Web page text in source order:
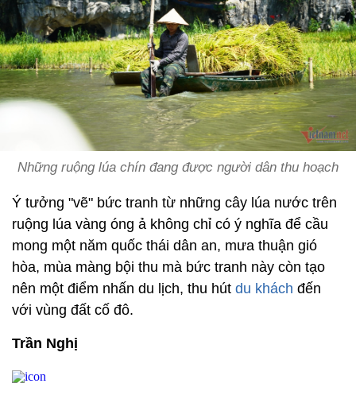
Những ruộng lúa chín đang được người dân thu hoạch
Ý tưởng "vẽ" bức tranh từ những cây lúa nước trên
ruộng lúa vàng óng ả không chỉ có ý nghĩa để cầu
mong một năm quốc thái dân an, mưa thuận gió
hòa, mùa màng bội thu mà bức tranh này còn tạo
nên một điểm nhấn du lịch, thu hút du khách đến
với vùng đất cố đô.
Trần Nghị